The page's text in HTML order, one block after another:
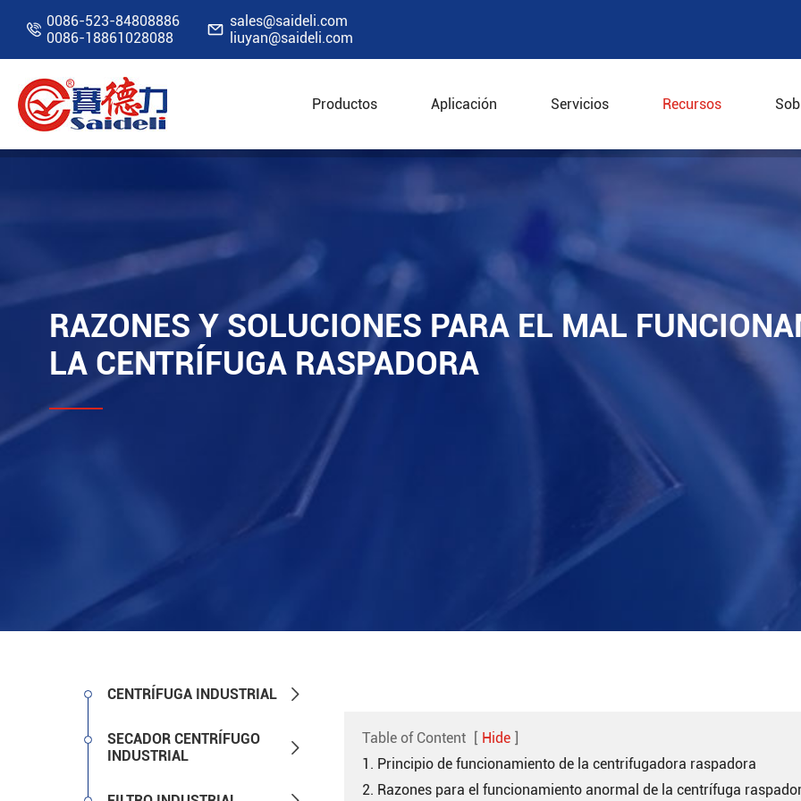
 0086-523-84808886
0086-18861028088
 sales@saideli.com
liuyan@saideli.com
Productos Aplicación Servicios Recursos
Inicio Recursos
RAZONES Y SOLUCIONES PARA EL MAL
LA CENTRÍFUGA RASPADORA
CENTRÍFUGA INDUSTRIAL 
SECADOR CENTRÍFUGO
INDUSTRIAL
 Table of Content [ Hide ]
1. Principio de funcionamiento de la centrifugadora raspadora
2. Razones para el funcionamiento anormal de la centrífuga